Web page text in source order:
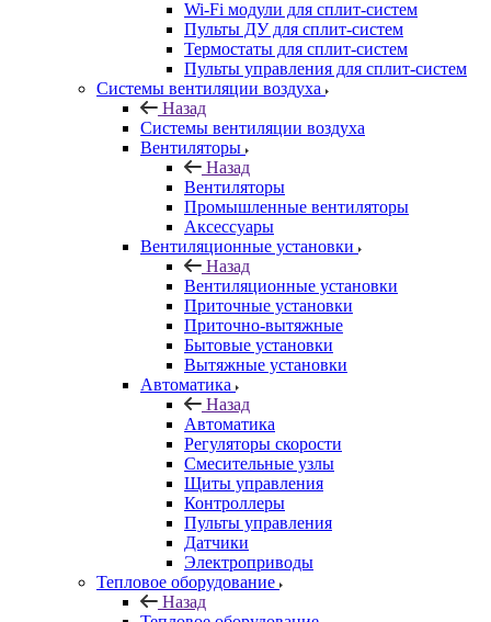
Wi-Fi модули для сплит-систем
Пульты ДУ для сплит-систем
Термостаты для сплит-систем
Пульты управления для сплит-систем
Системы вентиляции воздуха
Назад
Системы вентиляции воздуха
Вентиляторы
Назад
Вентиляторы
Промышленные вентиляторы
Аксессуары
Вентиляционные установки
Назад
Вентиляционные установки
Приточные установки
Приточно-вытяжные
Бытовые установки
Вытяжные установки
Автоматика
Назад
Автоматика
Регуляторы скорости
Смесительные узлы
Щиты управления
Контроллеры
Пульты управления
Датчики
Электроприводы
Тепловое оборудование
Назад